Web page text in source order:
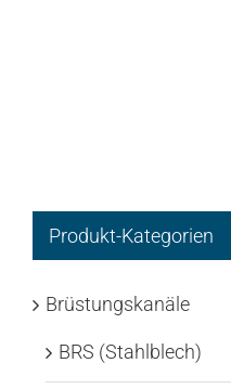
Produkt-Kategorien
Brüstungskanäle
BRS (Stahlblech)